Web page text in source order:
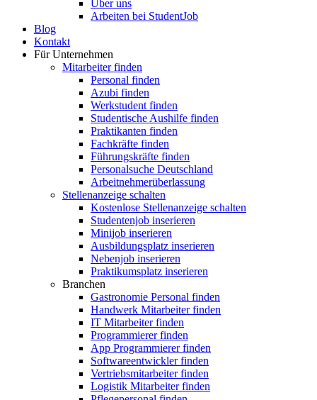
Über uns
Arbeiten bei StudentJob
Blog
Kontakt
Für Unternehmen
Mitarbeiter finden
Personal finden
Azubi finden
Werkstudent finden
Studentische Aushilfe finden
Praktikanten finden
Fachkräfte finden
Führungskräfte finden
Personalsuche Deutschland
Arbeitnehmerüberlassung
Stellenanzeige schalten
Kostenlose Stellenanzeige schalten
Studentenjob inserieren
Minijob inserieren
Ausbildungsplatz inserieren
Nebenjob inserieren
Praktikumsplatz inserieren
Branchen
Gastronomie Personal finden
Handwerk Mitarbeiter finden
IT Mitarbeiter finden
Programmierer finden
App Programmierer finden
Softwareentwickler finden
Vertriebsmitarbeiter finden
Logistik Mitarbeiter finden